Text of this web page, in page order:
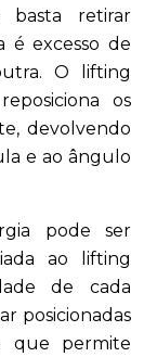
basta retirar
é excesso de
O lifting
os
devolvendo
e ao ângulo
pode ser
ao lifting
de cada
posicionadas
que permite